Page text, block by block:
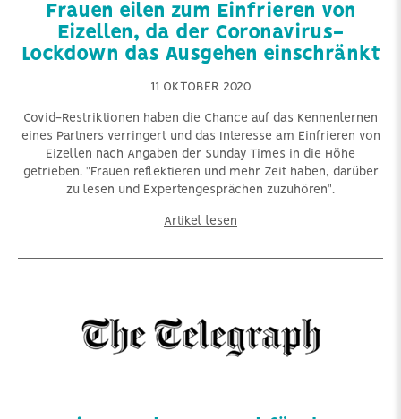
Frauen eilen zum Einfrieren von
Eizellen, da der Coronavirus-
Lockdown das Ausgehen einschränkt
11 OKTOBER 2020
Covid-Restriktionen haben die Chance auf das Kennenlernen
eines Partners verringert und das Interesse am Einfrieren von
Eizellen nach Angaben der Sunday Times in die Höhe
getrieben. "Frauen reflektieren und mehr Zeit haben, darüber
zu lesen und Expertengesprächen zuzuhören".
Artikel lesen